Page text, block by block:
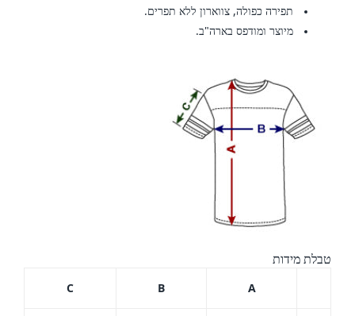
תפירה כפולה, צווארון ללא תפרים.
מיוצר ומודפס בארה"ב.
טבלת מידות
A
B
C